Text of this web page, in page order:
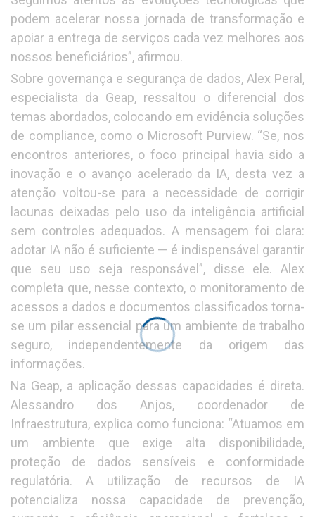
podem acelerar nossa jornada de transformação e
apoiar a entrega de serviços cada vez melhores aos
nossos beneficiários”, afirmou.
Sobre governança e segurança de dados, Alex Peral,
especialista da Geap, ressaltou o diferencial dos
temas abordados, colocando em evidência soluções
de compliance, como o Microsoft Purview. “Se, nos
encontros anteriores, o foco principal havia sido a
inovação e o avanço acelerado da IA, desta vez a
atenção voltou-se para a necessidade de corrigir
lacunas deixadas pelo uso da inteligência artificial
sem controles adequados. A mensagem foi clara:
adotar IA não é suficiente — é indispensável garantir
que seu uso seja responsável”, disse ele. Alex
completa que, nesse contexto, o monitoramento de
acessos a dados e documentos classificados torna-
se um pilar essencial para um ambiente de trabalho
seguro, independentemente da origem das
informações.
Na Geap, a aplicação dessas capacidades é direta.
Alessandro dos Anjos, coordenador de
Infraestrutura, explica como funciona: “Atuamos em
um ambiente que exige alta disponibilidade,
proteção de dados sensíveis e conformidade
regulatória. A utilização de recursos de IA
potencializa nossa capacidade de prevenção,